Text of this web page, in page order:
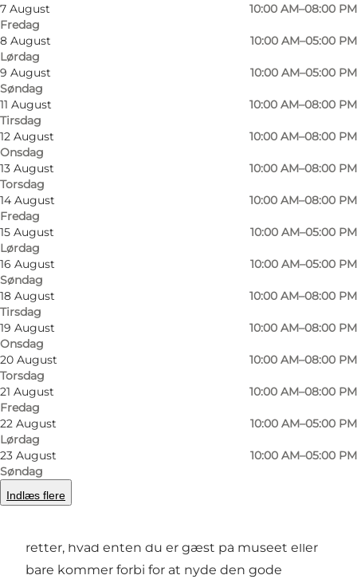
7 August
Fredag
10:00 AM–08:00 PM
8 August
Lørdag
10:00 AM–05:00 PM
9 August
Søndag
10:00 AM–05:00 PM
11 August
Tirsdag
10:00 AM–08:00 PM
12 August
Onsdag
10:00 AM–08:00 PM
13 August
Torsdag
10:00 AM–08:00 PM
14 August
Fredag
10:00 AM–08:00 PM
15 August
Lørdag
10:00 AM–05:00 PM
16 August
Søndag
10:00 AM–05:00 PM
18 August
Tirsdag
10:00 AM–08:00 PM
19 August
Onsdag
10:00 AM–08:00 PM
20 August
Torsdag
10:00 AM–08:00 PM
21 August
Fredag
10:00 AM–08:00 PM
22 August
Lørdag
10:00 AM–05:00 PM
23 August
Søndag
10:00 AM–05:00 PM
Indlæs flere
©ARoS Aarhus Kunstmuseum
Foto:
©
Kaffe, te og lette retter
Caféen på ARoS Marked lokker blandt andet
retter, hvad enten du er gæst på museet eller
bare kommer forbi for at nyde den gode